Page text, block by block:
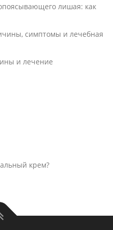
лишая: как
симптомы и лечебная
и лечение
крем?